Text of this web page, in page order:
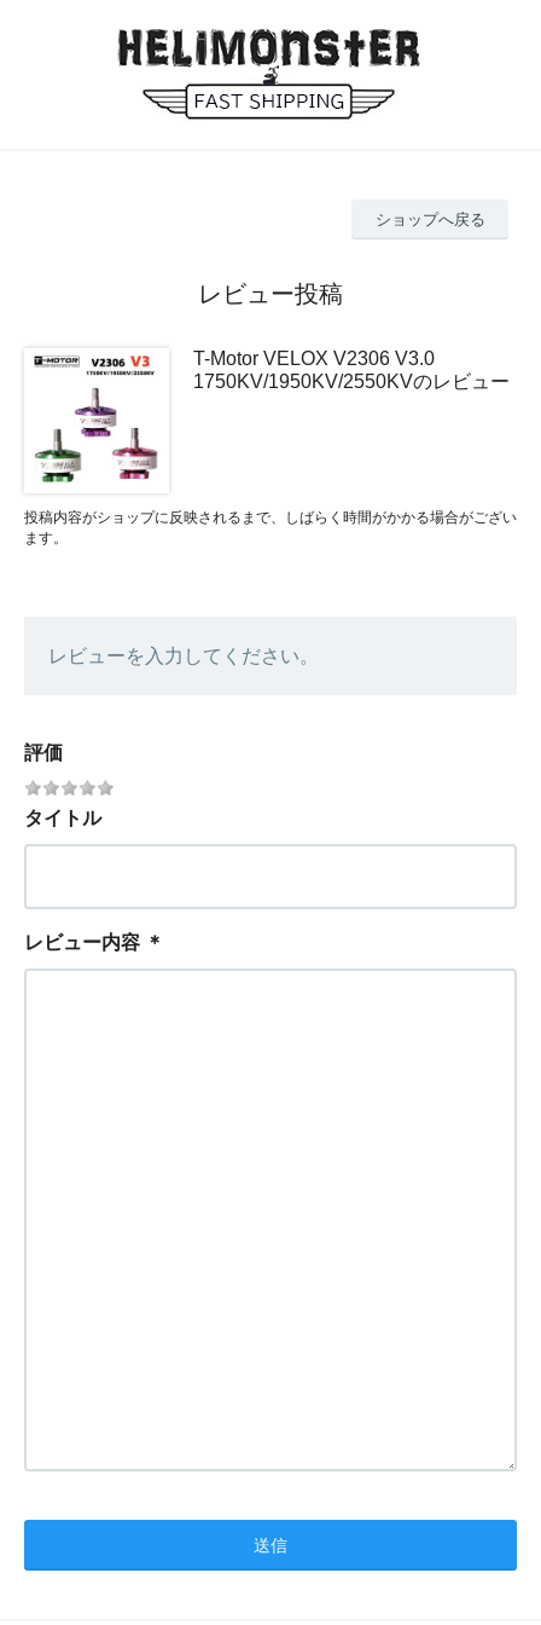
ショップへ戻る
レビュー投稿
T-Motor VELOX V2306 V3.0
1750KV/1950KV/2550KVのレビュー
投稿内容がショップに反映されるまで、しばらく時間がかかる場合がござい
ます。
レビューを入力してください。
評価
タイトル
レビュー内容 ＊